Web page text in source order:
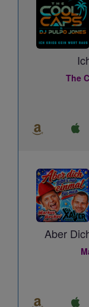
The
Aber